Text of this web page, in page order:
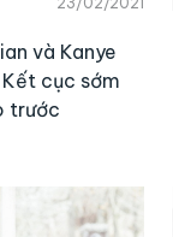
và Kanye
cục sớm
trước